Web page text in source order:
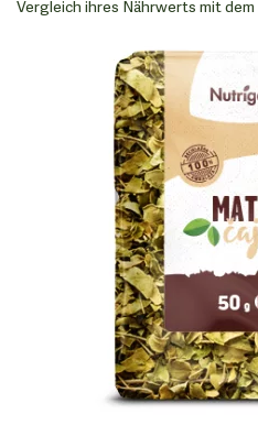
Vergleich ihres Nährwerts mit